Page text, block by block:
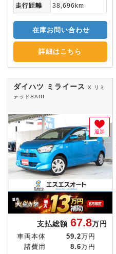
走行距離
38,696km
在庫お問い合わせ
詳細はこちら
ダイハツ ミライース
X リミ
テッドSAIII
追加
支払総額 67.8万円
車両本体 59.2 万円
諸費用
8.6 万円